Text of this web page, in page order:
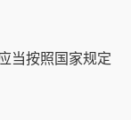
当按照国家规定